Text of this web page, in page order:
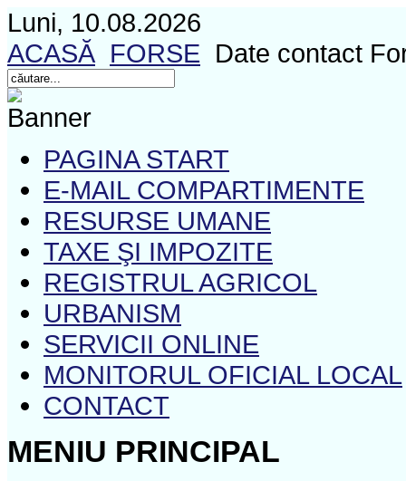
Luni, 10.08.2026
ACASĂ FORSE Date contact
PAGINA START
E-MAIL COMPARTIMENTE
RESURSE UMANE
TAXE ŞI IMPOZITE
REGISTRUL AGRICOL
URBANISM
SERVICII ONLINE
MONITORUL OFICIAL LOCAL
CONTACT
MENIU PRINCIPAL